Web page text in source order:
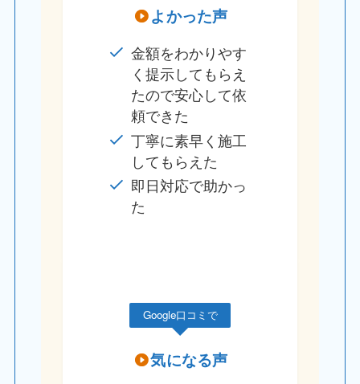
よかった声
金額をわかりやす
く提示してもらえ
たので安心して依
頼できた
丁寧に素早く施工
してもらえた
即日対応で助かっ
た
Google口コミで
気になる声